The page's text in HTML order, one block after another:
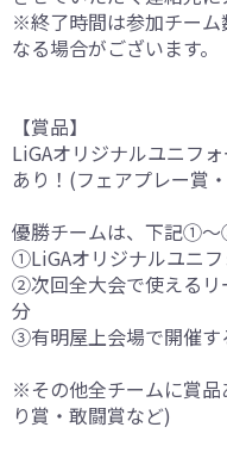
※終了時間は参加チーム
なる場合がございます。
【賞品】
LiGAオリジナルユニフ
あり！(フェアプレー賞
優勝チームは、下記①～
①LiGAオリジナルユニ
②次回全大会で使えるリ
分
③有明屋上会場で開催す
※その他全チームに賞品
り賞・敢闘賞など)